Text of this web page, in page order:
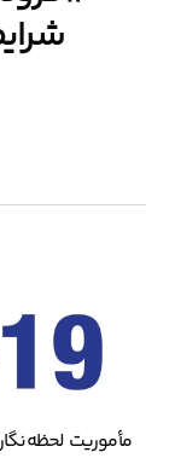
مأموریت